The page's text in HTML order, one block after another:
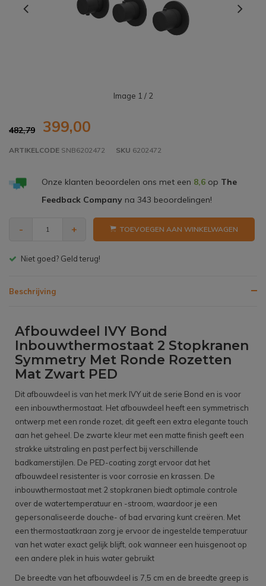
Image 1 / 2
482,79 399,00
ARTIKELCODE SNB6202472 SKU 6202472
Onze klanten beoordelen ons met een 8,6op The
Feedback Companyna 343 beoordelingen!
- + TOEVOEGEN AAN WINKELWAGEN
Gratis bezorgen v.a. € 150,- (NL)
Beschrijving
Afbouwdeel IVY Bond
Inbouwthermostaat 2 Stopkranen
Symmetry Met Ronde Rozetten
Mat Zwart PED
Dit afbouwdeel is van het merk IVY uit de serie Bond en is voor
een inbouwthermostaat. Het afbouwdeel heeft een symmetrisch
ontwerp met een ronde rozet, dit geeft een extra elegante touch
aan het geheel. De zwarte kleur met een matte finish geeft een
strakke uitstraling en past perfect bij verschillende
badkamerstijlen. De PED-coating zorgt ervoor dat het
afbouwdeel resistenter is voor corrosie en krassen. De
inbouwthermostaat met 2 stopkranen biedt optimale controle
over de watertemperatuur en -stroom, waardoor je een
gepersonaliseerde douche- of bad ervaring kunt creëren. Met
een thermostaatkraan zorg je ervoor de ingestelde temperatuur
van het water exact gelijk blijft, ook wanneer een huisgenoot op
een andere plek in huis water gebruikt
De breedte van het afbouwdeel is 7,5 cm en de breedte greep is